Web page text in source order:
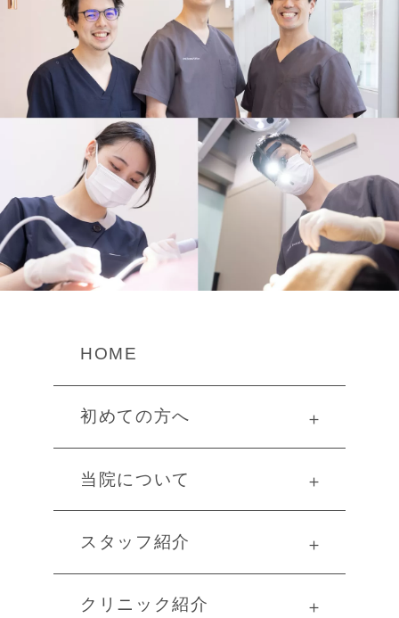
HOME
初めての方へ ＋
当院について ＋
スタッフ紹介 ＋
クリニック紹介 ＋